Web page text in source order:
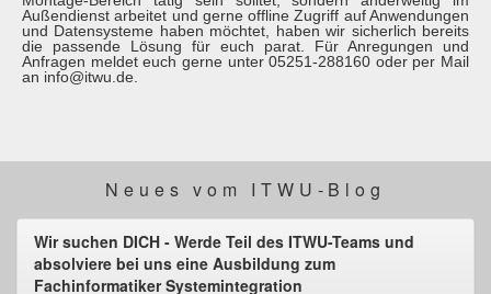
Außendienst arbeitet und gerne offline Zugriff auf Anwendungen
und Datensysteme haben möchtet, haben wir sicherlich bereits
die passende Lösung für euch parat. Für Anregungen und
Anfragen meldet euch gerne unter 05251-288160 oder per Mail
an info@itwu.de.
Neues vom ITWU-Blog
Wir suchen DICH - Werde Teil des ITWU-Teams und
absolviere bei uns eine Ausbildung zum
Fachinformatiker Systemintegration